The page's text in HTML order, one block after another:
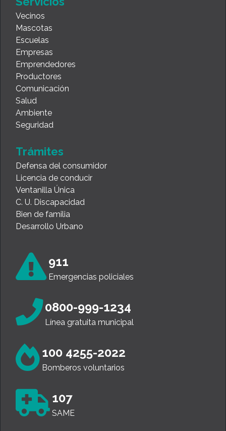
Vecinos
Mascotas
Escuelas
Empresas
Emprendedores
Productores
Comunicación
Salud
Ambiente
Seguridad
Trámites
Defensa del consumidor
Licencia de conducir
Ventanilla Única
C. U. Discapacidad
Bien de familia
Desarrollo Urbano
911
Emergencias policiales
0800-999-1234
Línea gratuita municipal
100 4255-2022
Bomberos voluntarios
107
SAME